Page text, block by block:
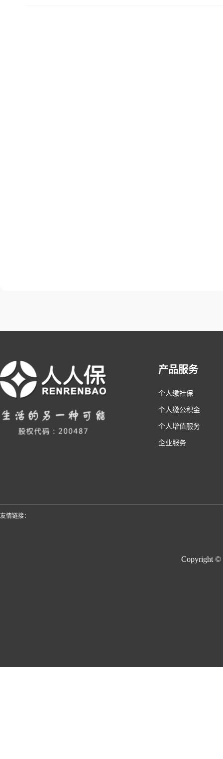
产品服务
个人缴社保
个人缴公积金
个人增值服务
企业服务
友情链接：
Copyright ©